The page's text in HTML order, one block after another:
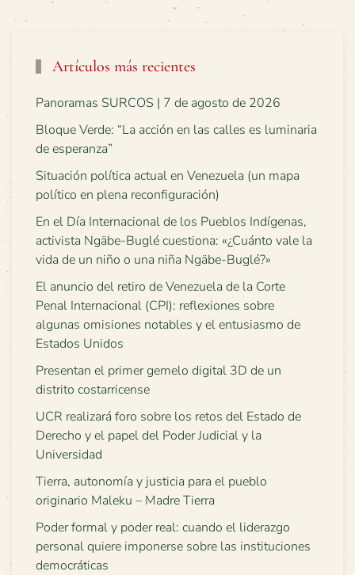
Artículos más recientes
Panoramas SURCOS | 7 de agosto de 2026
Bloque Verde: “La acción en las calles es luminaria
de esperanza”
Situación política actual en Venezuela (un mapa
político en plena reconfiguración)
En el Día Internacional de los Pueblos Indígenas,
activista Ngäbe-Buglé cuestiona: «¿Cuánto vale la
vida de un niño o una niña Ngäbe-Buglé?»
El anuncio del retiro de Venezuela de la Corte
Penal Internacional (CPI): reflexiones sobre
algunas omisiones notables y el entusiasmo de
Estados Unidos
Presentan el primer gemelo digital 3D de un
distrito costarricense
UCR realizará foro sobre los retos del Estado de
Derecho y el papel del Poder Judicial y la
Universidad
Tierra, autonomía y justicia para el pueblo
originario Maleku – Madre Tierra
Poder formal y poder real: cuando el liderazgo
personal quiere imponerse sobre las instituciones
democráticas